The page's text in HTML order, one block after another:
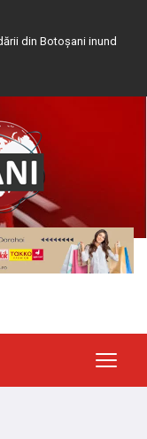
inundate în urma